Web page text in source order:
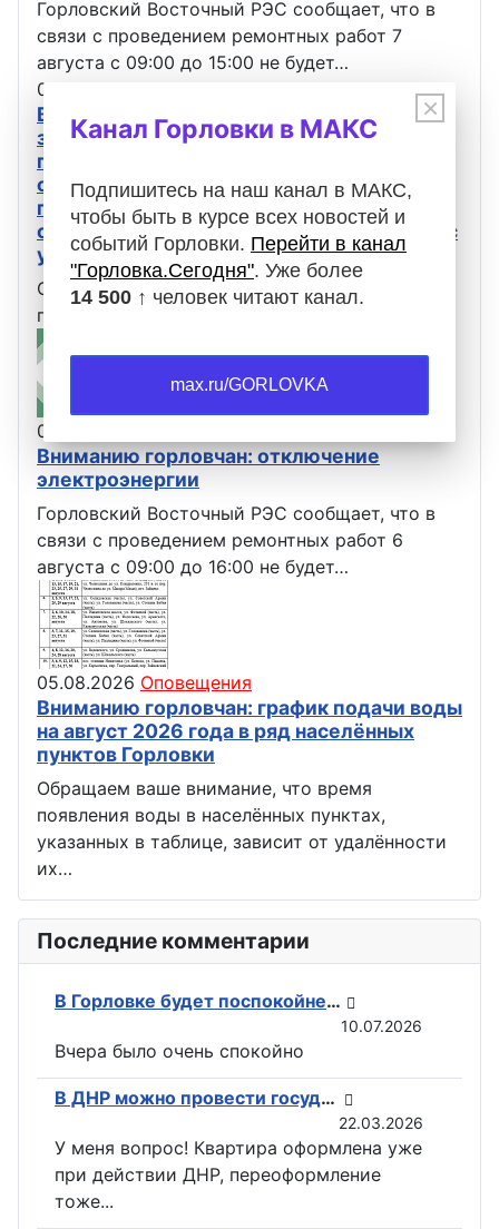
Горловский Восточный РЭС сообщает, что в
связи с проведением ремонтных работ 7
августа с 09:00 до 15:00 не будет…
05.08.2026
В связи с проведением ремонтных работ
завтра, 6 августа, автобусы, следующие
по маршрутам 16 и 18, не будут
осуществлять движение. Просьба с
пониманием отнестись к сложившейся
ситуации и планировать свои маршруты с
учётом вышеизложенной информации.
Официальная информация от Администрация
городского округа Горловка
05.08.2026
Вниманию горловчан: отключение
электроэнергии
Горловский Восточный РЭС сообщает, что в
связи с проведением ремонтных работ 6
августа с 09:00 до 16:00 не будет…
05.08.2026 Оповещения
Вниманию горловчан: график подачи воды
на август 2026 года в ряд населённых
пунктов Горловки
Обращаем ваше внимание, что время
появления воды в населённых пунктах,
указанных в таблице, зависит от удалённости
их…
Последние комментарии
В Горловке будет поспокойней: ВС РФ возвели флаги на всех ключевых точках при освобождении Константиновки
10.07.2026
Вчера было очень спокойно
В ДНР можно провести государственную регистрацию прав на недвижимость в электронном виде
22.03.2026
У меня вопрос! Квартира оформлена уже
при действии ДНР, переоформление
тоже...
×
Канал Горловки в МАКС
Подпишитесь на наш канал в МАКС,
чтобы быть в курсе всех новостей и
событий Горловки. Перейти в канал
"Горловка.Сегодня". Уже более
14 500 ↑ человек читают канал.
max.ru/GORLOVKA